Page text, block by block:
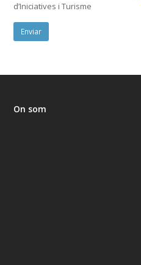
d’Iniciatives i Turisme
On som